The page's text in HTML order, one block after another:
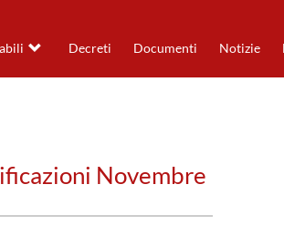
Decreti Documenti Notizie
Novembre